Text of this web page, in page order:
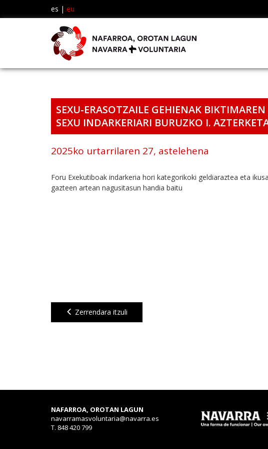
es | eu
SEXU-ERASOTZAILE GEHIENAK
SEXU INDARKERIARI BURUZKO I.
2025ko urtarrilaren 27, astelehena
Foru Exekutiboak indarkeria hori kategorikoki geldiaraztea eta
gazteen artean nagusitasun handia baitu
Zerrendara itzuli
NAFARROA, OROTAN LAGUN
navarramasvoluntaria@navarra.es
T. 848 420 799